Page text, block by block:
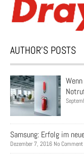
AUTHOR’S POSTS
Samsung: Erfolg im
Dezember 7, 2016 No Comment